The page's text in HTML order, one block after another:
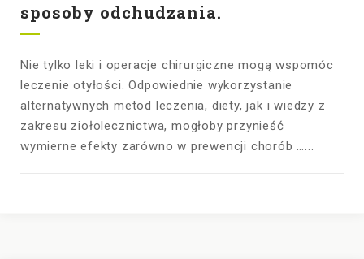
sposoby odchudzania.
Nie tylko leki i operacje chirurgiczne mogą wspomóc
leczenie otyłości. Odpowiednie wykorzystanie
alternatywnych metod leczenia, diety, jak i wiedzy z
zakresu ziołolecznictwa, mogłoby przynieść
wymierne efekty zarówno w prewencji chorób …...